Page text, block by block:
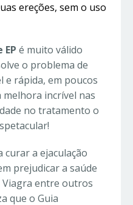
ereções, sem o uso
é muito válido
o problema de
e rápida, em poucos
incrível nas
no tratamento o
curar a ejaculação
prejudicar a saúde
Viagra entre outros
que o Guia